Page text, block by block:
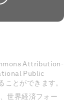
Attribution-
Public
とができます。
世界経済フォー